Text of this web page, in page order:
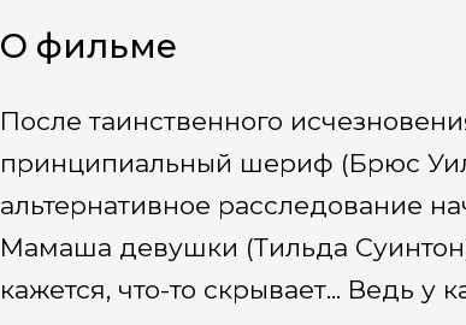
О фильме
После таинственного
принципиальный шериф (Брюс
альтернативное расследование
Мамаша девушки (Тильда
кажется, что-то скрывает... Ведь